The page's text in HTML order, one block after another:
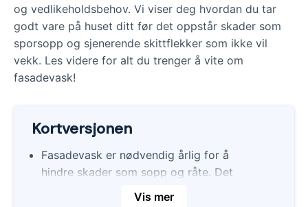
og vedlikeholdsbehov. Vi viser deg hvordan du tar
godt vare på huset ditt før det oppstår skader som
sporsopp og sjenerende skittflekker som ikke vil
vekk. Les videre for alt du trenger å vite om
fasadevask!
Kortversjonen
Fasadevask er nødvendig årlig for å
hindre skader som sopp og råte. Det
bidrar også til at maling sitter bedre på
Vis mer